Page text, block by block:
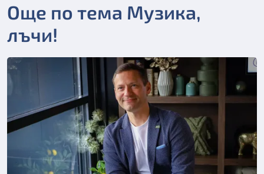
Още по тема Музика,
лъчи!